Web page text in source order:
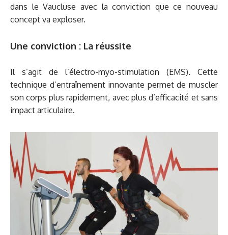
dans le Vaucluse avec la conviction que ce nouveau
concept va exploser.
Une conviction : La réussite
Il s’agit de l’électro-myo-stimulation (EMS). Cette
technique d’entraînement innovante permet de muscler
son corps plus rapidement, avec plus d’efficacité et sans
impact articulaire.